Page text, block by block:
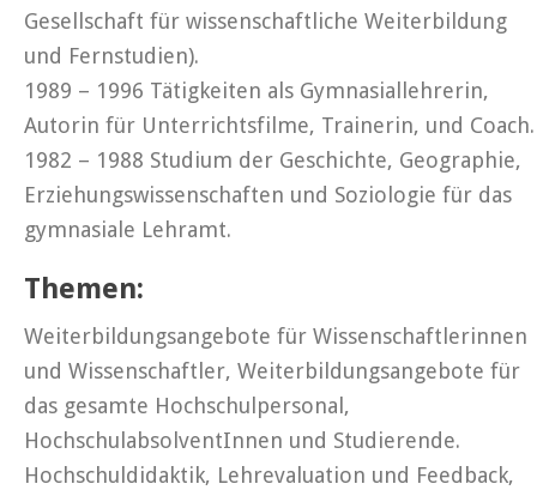
Gesellschaft für wissenschaftliche Weiterbildung
und Fernstudien).
1989 – 1996 Tätigkeiten als Gymnasiallehrerin,
Autorin für Unterrichtsfilme, Trainerin, und Coach.
1982 – 1988 Studium der Geschichte, Geographie,
Erziehungswissenschaften und Soziologie für das
gymnasiale Lehramt.
Themen:
Weiterbildungsangebote für Wissenschaftlerinnen
und Wissenschaftler, Weiterbildungsangebote für
das gesamte Hochschulpersonal,
HochschulabsolventInnen und Studierende.
Hochschuldidaktik, Lehrevaluation und Feedback,